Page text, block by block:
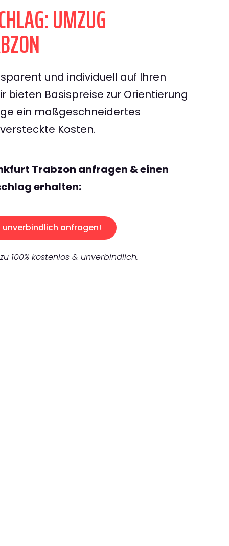
UMZUG
und individuell auf Ihren
bieten Basispreise zur Orientierung
ein maßgeschneidertes
Kosten.
Trabzon anfragen & einen
erhalten:
unverbindlich anfragen!
100% kostenlos & unverbindlich.